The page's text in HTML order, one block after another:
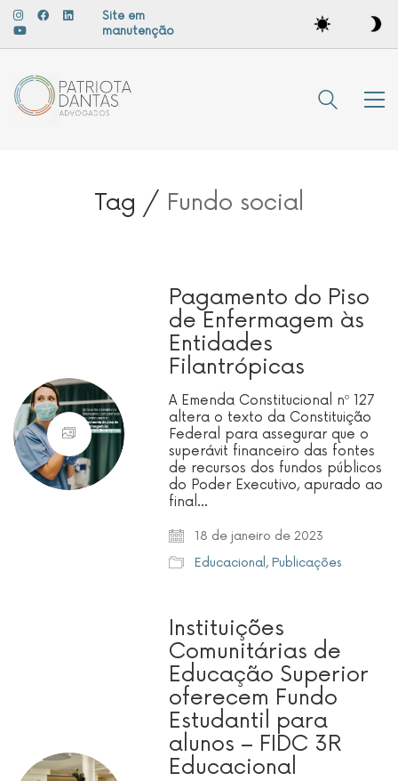
Site em
manutenção
Tag / Fundo social
Pagamento do Piso
de Enfermagem às
Entidades
Filantrópicas
A Emenda Constitucional nº 127
altera o texto da Constituição
Federal para assegurar que o
superávit financeiro das fontes
de recursos dos fundos públicos
do Poder Executivo, apurado ao
final…
18 de janeiro de 2023
Educacional ,Publicações
Instituições
Comunitárias de
Educação Superior
oferecem Fundo
Estudantil para
alunos – FIDC 3R
Educacional